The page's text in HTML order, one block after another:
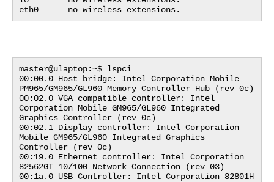
master@ulaptop:~$ lspci
00:00.0 Host bridge: Intel Corporation Mobile
PM965/GM965/GL960 Memory Controller Hub (rev 0c)
00:02.0 VGA compatible controller: Intel
Corporation Mobile GM965/GL960 Integrated
Graphics Controller (rev 0c)
00:02.1 Display controller: Intel Corporation
Mobile GM965/GL960 Integrated Graphics
Controller (rev 0c)
00:19.0 Ethernet controller: Intel Corporation
82562GT 10/100 Network Connection (rev 03)
00:1a.0 USB Controller: Intel Corporation 82801H